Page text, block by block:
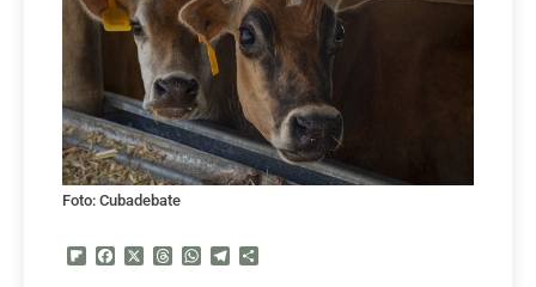
Foto: Cubadebate
Flipboard
FacebookThreadsWhatsApp
Telegram